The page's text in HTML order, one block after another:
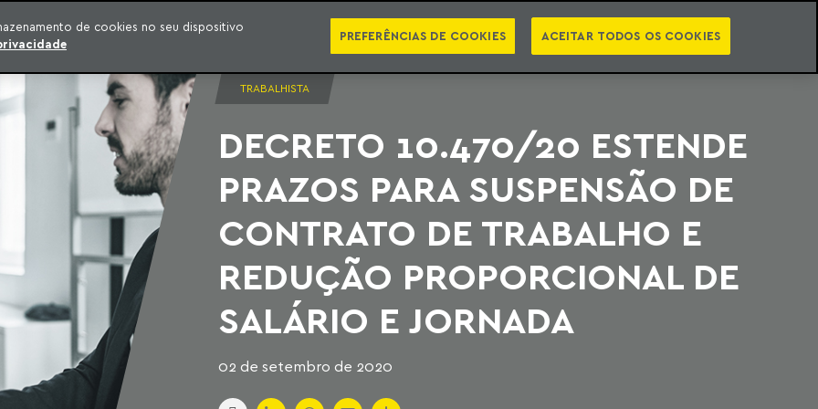
SÉRIES PUBLICAÇÕES EBOOKS PODCASTS NEWSLETTER VIDEOCASTS PT EN CATEGORIAS
TRABALHISTA
DECRETO 10.470/20 ESTENDE
PRAZOS PARA SUSPENSÃO DE
CONTRATO DE TRABALHO E
REDUÇÃO PROPORCIONAL DE
SALÁRIO E JORNADA
02 de setembro de 2020
de cookies no seu dispositivo
PREFERÊNCIAS DE COOKIES ACEITAR TODOS OS COOKIES